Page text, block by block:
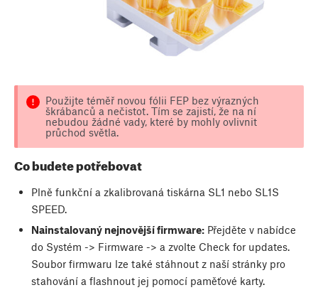
Použijte téměř novou fólii FEP bez výrazných
škrábanců a nečistot. Tím se zajistí, že na ní
nebudou žádné vady, které by mohly ovlivnit
průchod světla.
Co budete potřebovat
Plně funkční a zkalibrovaná tiskárna SL1 nebo SL1S
SPEED.
Nainstalovaný nejnovější firmware:Přejděte v nabídce
do Systém -> Firmware -> a zvolte Check for updates.
Soubor firmwaru lze také stáhnout z naší stránky pro
stahování a flashnout jej pomocí paměťové karty.